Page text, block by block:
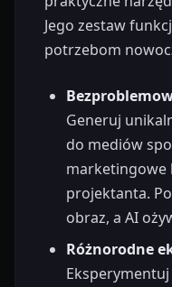
Jego zestaw
potrzebom
Generuj
do mediów
marketingowe
projektanta.
obraz, a AI
Różnorodne